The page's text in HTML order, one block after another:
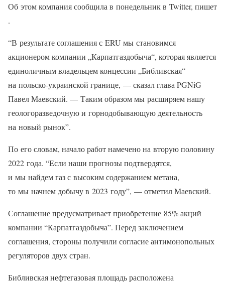
Об этом компания сообщила в понедельник в Twitter, пишет
.
“В результате соглашения с ERU мы становимся
акционером компании „Карпатгаздобыча“, которая является
единоличным владельцем концессии „Библивская“
на польско-украинской границе, — сказал глава PGNiG
Павел Маевский. — Таким образом мы расширяем нашу
геологоразведочную и горнодобывающую деятельность
на новый рынок”.
По его словам, начало работ намечено на вторую половину
2022 года. “Если наши прогнозы подтвердятся,
и мы найдем газ с высоким содержанием метана,
то мы начнем добычу в 2023 году”, — отметил Маевский.
Соглашение предусматривает приобретение 85% акций
компании “Карпатгаздобыча”. Перед заключением
соглашения, стороны получили согласие антимонопольных
регуляторов двух стран.
Библивская нефтегазовая площадь расположена